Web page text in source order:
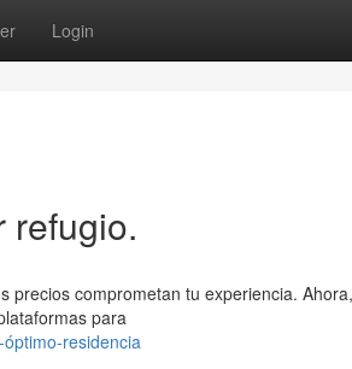
Login
refugio.
precios comprometan tu experiencia.
para
residencia